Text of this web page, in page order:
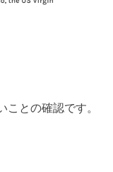
との確認です。